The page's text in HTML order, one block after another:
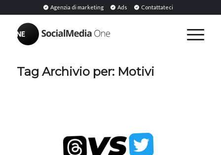
Agenzia di marketing Ads Contattateci
Tag Archivio per: Motivi